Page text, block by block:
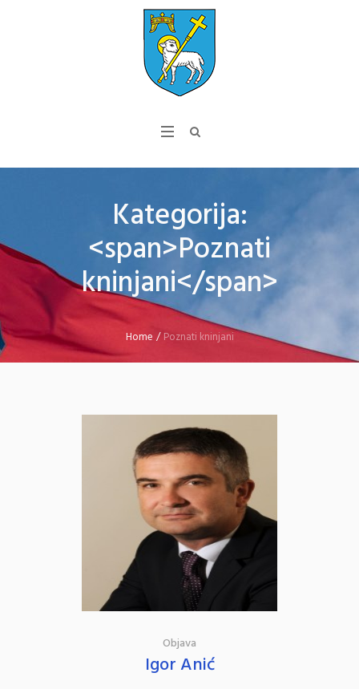
Kategorija:
<span>Poznati
kninjani</span>
Home /Poznati kninjani
Objava
Igor Anić